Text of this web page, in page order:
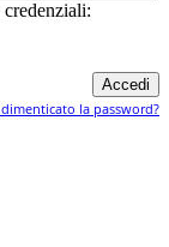
dimenticato la password?